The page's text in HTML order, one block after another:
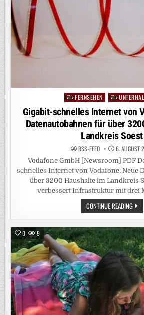
PostedFERNSEHEN
Gigabit-schnelles Internet von
Datenautobahnen für über
Landkreis Soest
RSS-FEED 6. AUGUST
Vodafone GmbH [Newsroom] PDF
schnelles Internet von Vodafone: Neue
über 3200 Haushalte im Landkreis
verbessert Infrastruktur mit drei
CONTINUE READING
NEUE
FÜR
IM
0 9